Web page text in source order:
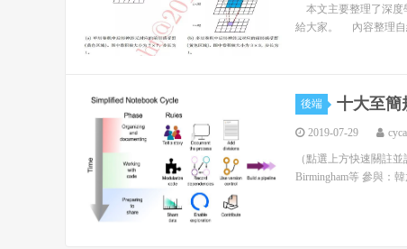
本文主要整理了深度
給大家。 內容整理自網
後端 十大至簡
2019-07-29
（點選上方快速關註
Birmingham等 參與：